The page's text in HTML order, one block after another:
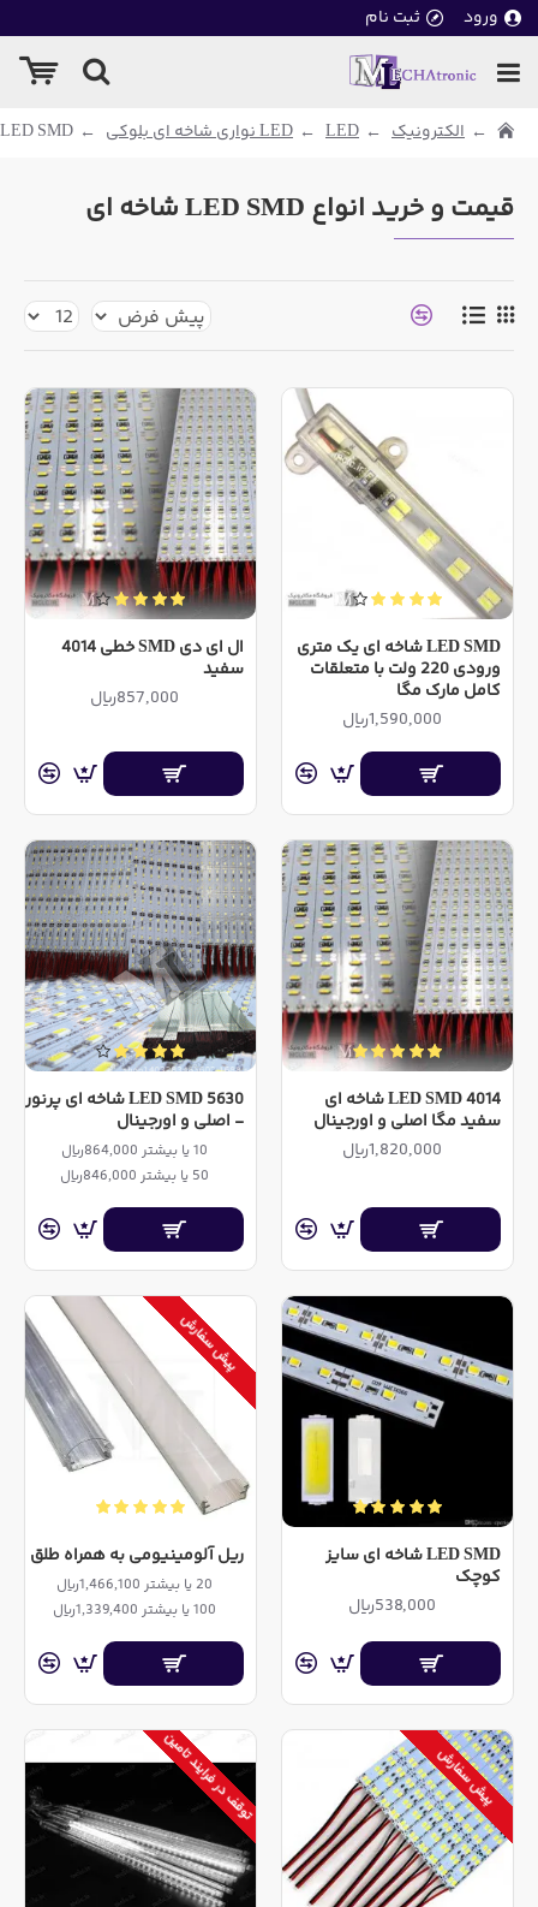
ورود ثبت نام
الکترونیک LED LED نواری شاخه ای بلوکی LED SMD شاخه ای
قیمت و خرید انواع LED SMD شاخه ای
LED SMD شاخه ای یک متری
ورودی 220 ولت با متعلقات
کامل مارک مگا
1,590,000ریال
ال ای دی SMD خطی 4014
سفید
857,000ریال
LED SMD 4014 شاخه ای
سفید مگا اصلی و اورجینال
1,820,000ریال
LED SMD 5630 شاخه ای پرنور
- اصلی و اورجینال
10 یا بیشتر 864,000ریال
50 یا بیشتر 846,000ریال
LED SMD شاخه ای سایز
کوچک
538,000ریال
پیش سفارش
ریل آلومینیومی به همراه طلق
20 یا بیشتر 1,466,100ریال
100 یا بیشتر 1,339,400ریال
پیش سفارش توقف در فرایند تامین